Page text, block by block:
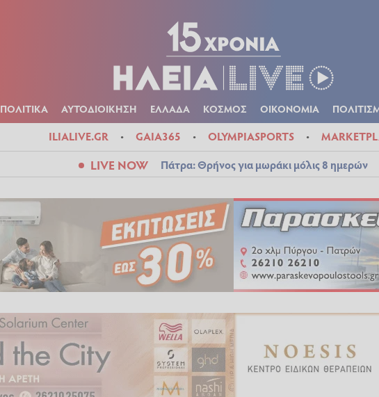
ΠΟΛΙΤΙΚΑ ΑΥΤΟΔΙΟΙΚΗΣΗ ΕΛΛΑΔΑ ΚΟΣΜΟΣ ΟΙΚΟΝΟΜΙΑ
ILIALIVE.GR GAIA365 OLYMPIASPORTS
LIVE NOW Πάτρα: Θρήνος για μωράκι μόλις 8 ημερών